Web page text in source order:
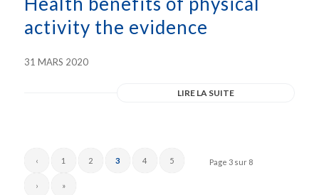
activity the evidence
31 MARS 2020
LIRE LA SUITE
Page 3 sur 8
‹ 1 2 3 4 5
› »